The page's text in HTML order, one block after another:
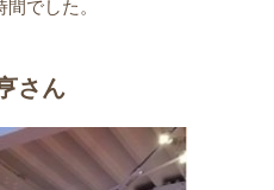
でした。
さん